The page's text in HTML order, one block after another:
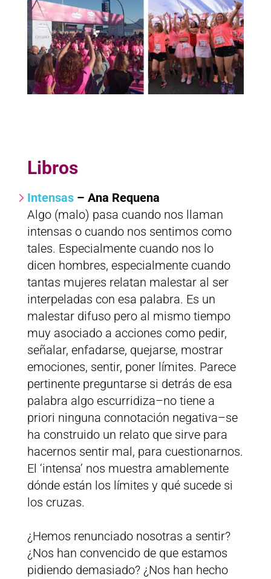
Libros
Intensas– Ana Requena
Algo (malo) pasa cuando nos llaman
intensas o cuando nos sentimos como
tales. Especialmente cuando nos lo
dicen hombres, especialmente cuando
tantas mujeres relatan malestar al ser
interpeladas con esa palabra. Es un
malestar difuso pero al mismo tiempo
muy asociado a acciones como pedir,
señalar, enfadarse, quejarse, mostrar
emociones, sentir, poner límites. Parece
pertinente preguntarse si detrás de esa
palabra algo escurridiza–no tiene a
priori ninguna connotación negativa–se
ha construido un relato que sirve para
hacernos sentir mal, para cuestionarnos.
El ‘intensa’ nos muestra amablemente
dónde están los límites y qué sucede si
los cruzas.
¿Hemos renunciado nosotras a sentir?
¿Nos han convencido de que estamos
pidiendo demasiado? ¿Nos han hecho